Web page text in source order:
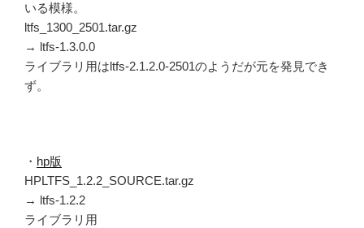
いる模様。
ltfs_1300_2501.tar.gz
→ ltfs-1.3.0.0
ライブラリ用はltfs-2.1.2.0-2501のようだが元を発見でき
ず。
・ hp版
HPLTFS_1.2.2_SOURCE.tar.gz
→ ltfs-1.2.2
ライブラリ用